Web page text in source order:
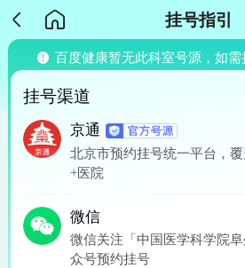
挂号指引
百度健康暂无此科室号源，如
挂号渠道
京通
北京市预约挂号统一平台，
+医院
微信
微信关注「中国医学科学院
众号预约挂号